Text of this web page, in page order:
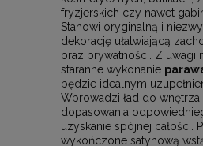
fryzjerskich czy nawet
Stanowi oryginalną i
dekorację ułatwiającą
oraz prywatności. Z uwagi
staranne wykonanie
będzie idealnym
Wprowadzi ład do
dopasowania
uzyskanie spójnej całości.
wykończone satynową